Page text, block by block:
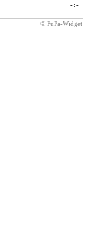
-:-
© FuPa-Widget